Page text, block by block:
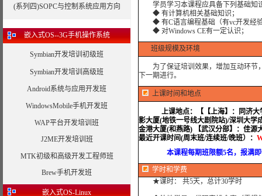
(系列四)SOPC与控制系统应用方向
嵌入式OS--3G手机操作系统
Symbian开发培训初级班
Symbian开发培训高级班
Android系统与应用开发班
WindowsMobile手机开发班
WAP平台开发培训班
J2ME开发培训班
MTK初级和高级开发工程师班
Brew手机开发班
嵌入式OS-Linux
学员学习本课程应具备下列基础知
◆ 有计算机相关基础知识；
◆ 有C语言编程基础（有vc开发经
◆ 对Windows CE有一定认识；
班级规模及环境
为了保证培训效果，增加互动环节
下一期进行。
上课时间和地点
上课地点：
【【上海】：同济
影大厦(地铁一号线大剧院站)/深圳大学
金港大厦(和燕路) 【武汉分部】：佳源
最近开课时间(周末班/连续班/晚班）：
本课程每期班限额5名，报满即停
学时和学费
★课时： 共5天，总计30学时